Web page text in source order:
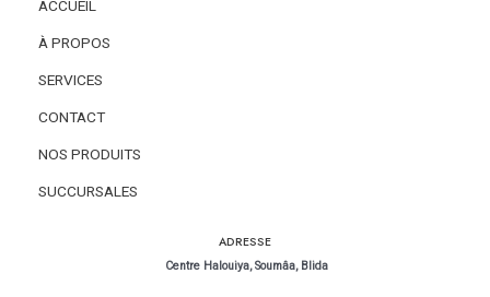
ACCUEIL
À PROPOS
SERVICES
CONTACT
NOS PRODUITS
SUCCURSALES
ADRESSE
Centre Halouiya, Soumâa, Blida